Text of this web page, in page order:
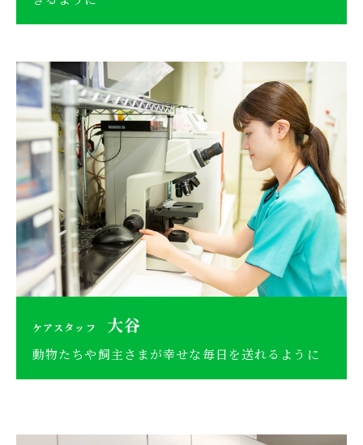
ケアスタッフ 大谷
動物たちや飼主さまが幸せな毎日を送れるように